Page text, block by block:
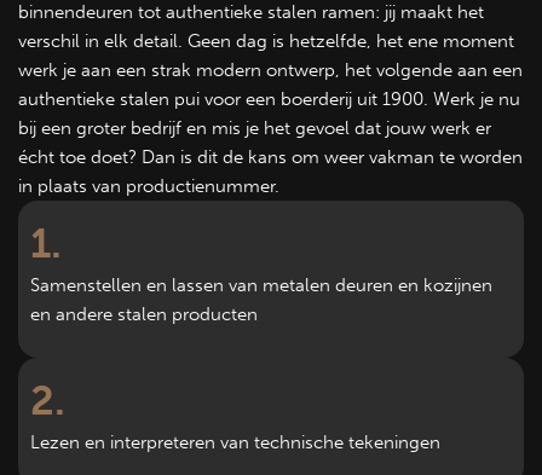
binnendeuren tot authentieke stalen ramen: jij maakt het
verschil in elk detail. Geen dag is hetzelfde, het ene moment
werk je aan een strak modern ontwerp, het volgende aan een
authentieke stalen pui voor een boerderij uit 1900. Werk je nu
bij een groter bedrijf en mis je het gevoel dat jouw werk er
écht toe doet? Dan is dit de kans om weer vakman te worden
in plaats van productienummer.
1
Samenstellen en lassen van metalen deuren en kozijnen
en andere stalen producten
2
Lezen en interpreteren van technische tekeningen